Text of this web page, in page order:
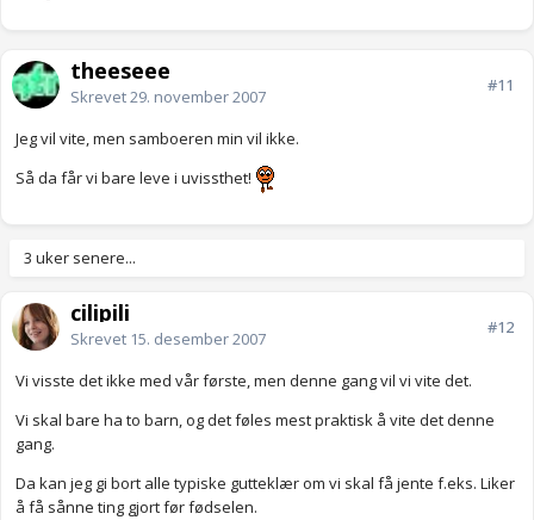
theeseee
Skrevet29. november 2007
#11
Jeg vil vite, men samboeren min vil ikke.
Så da får vi bare leve i uvissthet!
3 uker senere...
cilipili
Skrevet 15. desember 2007
#12
Vi visste det ikke med vår første, men denne gang vil vi vite det.
Vi skal bare ha to barn, og det føles mest praktisk å vite det denne
gang.
Da kan jeg gi bort alle typiske gutteklær om vi skal få jente f.eks. Liker
å få sånne ting gjort før fødselen.